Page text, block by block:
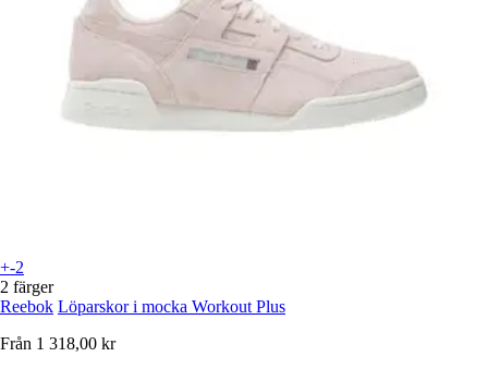
+-2
2 färger
Reebok Löparskor i mocka Workout Plus
Från 1 318,00 kr